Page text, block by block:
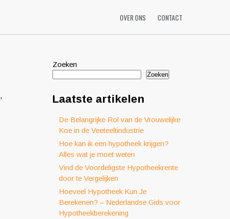
OVER ONS CONTACT
,
Zoeken
Zoeken
Laatste artikelen
De Belangrijke Rol van de Vrouwelijke
Koe in de Veeteeltindustrie
Hoe kan ik een hypotheek krijgen?
Alles wat je moet weten
Vind de Voordeligste Hypotheekrente
door te Vergelijken
Hoeveel Hypotheek Kun Je
Berekenen? – Nederlandse Gids voor
Hypotheekberekening